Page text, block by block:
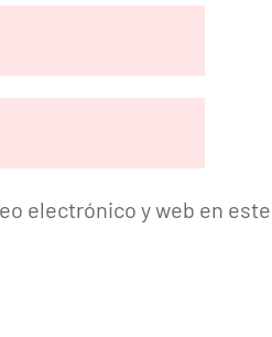
electrónico y web en